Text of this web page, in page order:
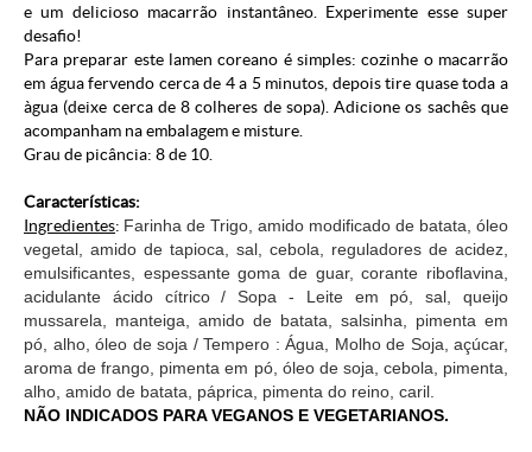
e um delicioso macarrão instantâneo. Experimente esse super
desafio!
Para preparar este lamen coreano é simples: cozinhe o macarrão
em água fervendo cerca de 4 a 5 minutos, depois tire quase toda a
àgua (deixe cerca de 8 colheres de sopa). Adicione os sachês que
acompanham na embalagem e misture.
Grau de picância: 8 de 10.
Características:
Ingredientes: Farinha de Trigo, amido modificado de batata, óleo
vegetal, amido de tapioca, sal, cebola, reguladores de acidez,
emulsificantes, espessante goma de guar, corante riboflavina,
acidulante ácido cítrico / Sopa - Leite em pó, sal, queijo
mussarela, manteiga, amido de batata, salsinha, pimenta em
pó, alho, óleo de soja / Tempero : Água, Molho de Soja, açúcar,
aroma de frango, pimenta em pó, óleo de soja, cebola, pimenta,
alho, amido de batata, páprica, pimenta do reino, caril.
NÃO INDICADOS PARA VEGANOS E VEGETARIANOS.